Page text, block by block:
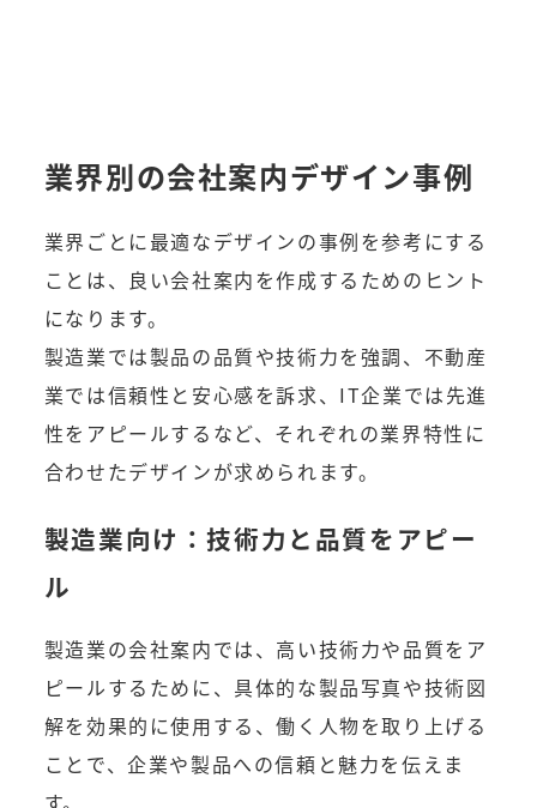
業界別の会社案内デザイン事例
業界ごとに最適なデザインの事例を参考にする
ことは、良い会社案内を作成するためのヒント
になります。
製造業では製品の品質や技術力を強調、不動産
業では信頼性と安心感を訴求、IT企業では先進
性をアピールするなど、それぞれの業界特性に
合わせたデザインが求められます。
製造業向け：技術力と品質をアピー
ル
製造業の会社案内では、高い技術力や品質をア
ピールするために、具体的な製品写真や技術図
解を効果的に使用する、働く人物を取り上げる
ことで、企業や製品への信頼と魅力を伝えま